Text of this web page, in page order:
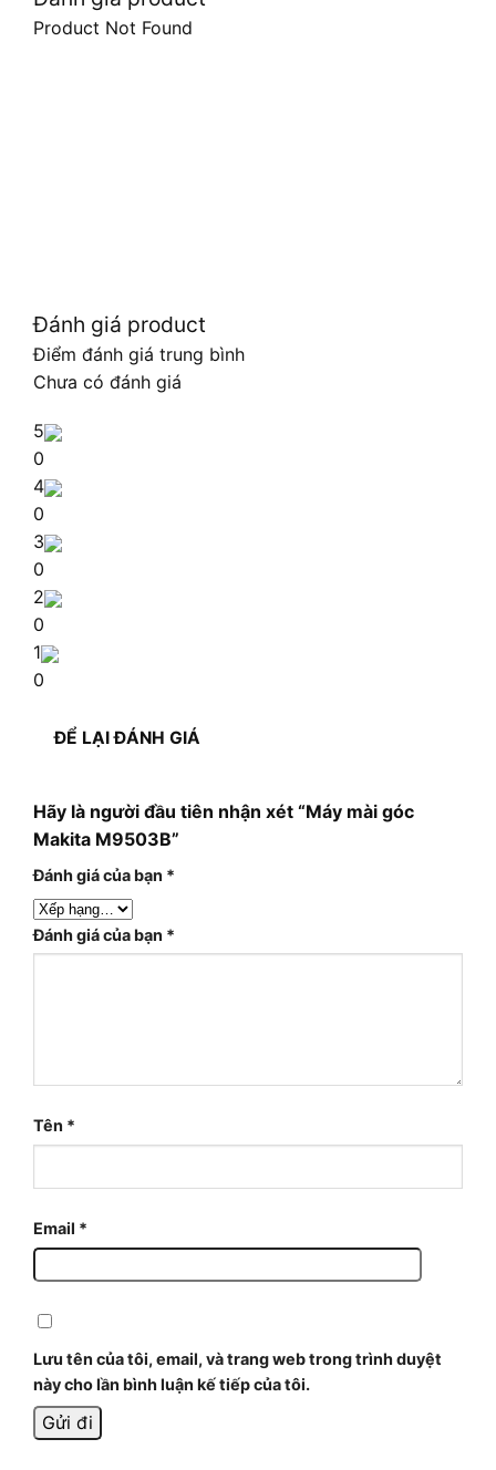
Product Not Found
Đánh giá product
Điểm đánh giá trung bình
Chưa có đánh giá
5
0
4
0
3
0
2
0
1
0
ĐỂ LẠI ĐÁNH GIÁ
Hãy là người đầu tiên nhận xét “Máy mài góc
Makita M9503B”
Đánh giá của bạn *
Đánh giá của bạn *
Tên *
Email *
Lưu tên của tôi, email, và trang web trong trình duyệt
này cho lần bình luận kế tiếp của tôi.